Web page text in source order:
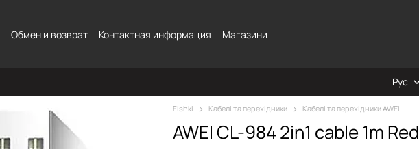
Обмен и возврат Контактная информация Магазини
Рус
Fishki Кабелі та перехідники Кабелі та перехідники AWEI
AWEI CL-984 2in1 cable 1m Red